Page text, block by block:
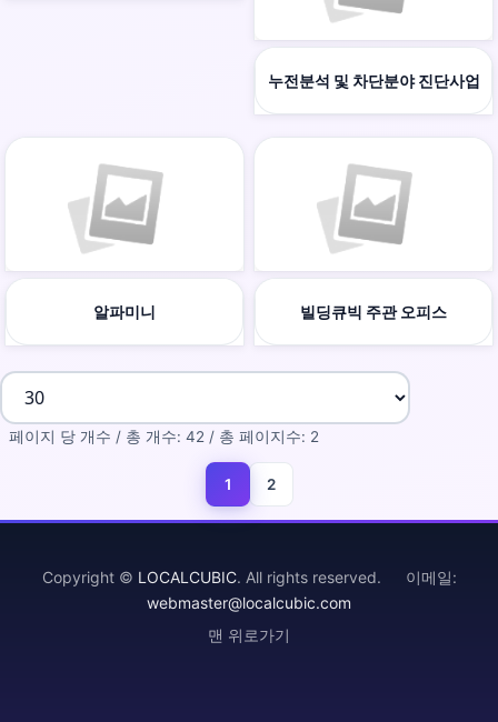
누전분석 및 차단분야 진단사업
알파미니 빌딩큐빅 주관 오피스
페이지 당 개수 / 총 개수: 42 / 총 페이지수: 2
1
(current)
2
Copyright © LOCALCUBIC. All rights reserved. 이메일:
webmaster@localcubic.com
맨 위로가기